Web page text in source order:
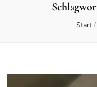
Start /